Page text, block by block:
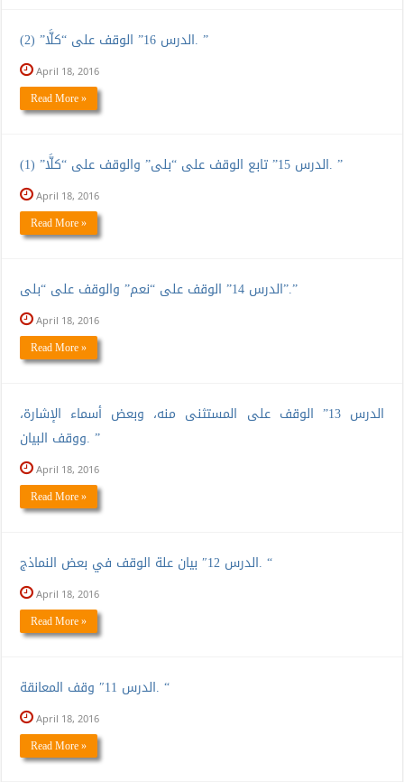
الدرس 16” الوقف على “كلَّا” (2). ”
April 18, 2016
Read More »
الدرس 15” تابع الوقف على “بلى” والوقف على “كلَّا” (1). ”
April 18, 2016
Read More »
الدرس 14” الوقف على “نعم” والوقف على “بلى”.”
April 18, 2016
Read More »
الدرس 13” الوقف على المستثنى منه، وبعض أسماء الإشارة،
ووقف البيان. ”
April 18, 2016
Read More »
الدرس 12″ بيان علة الوقف في بعض النماذج. “
April 18, 2016
Read More »
الدرس 11″ وقف المعانقة. “
April 18, 2016
Read More »